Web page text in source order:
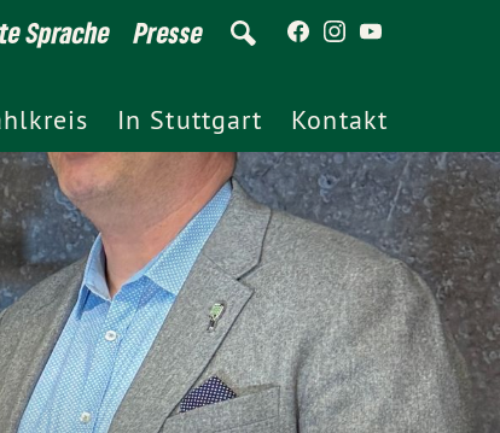
Sprache Presse
In Stuttgart Kontakt